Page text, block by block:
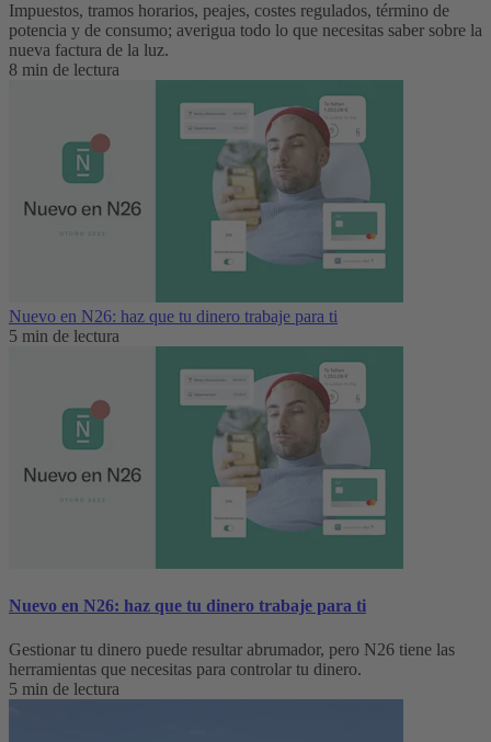
Impuestos, tramos horarios, peajes, costes regulados, término de
potencia y de consumo; averigua todo lo que necesitas saber sobre la
nueva factura de la luz.
8 min de lectura
Nuevo en N26: haz que tu dinero trabaje para ti
5 min de lectura
Nuevo en N26: haz que tu dinero trabaje para ti
Gestionar tu dinero puede resultar abrumador, pero N26 tiene las
herramientas que necesitas para controlar tu dinero.
5 min de lectura